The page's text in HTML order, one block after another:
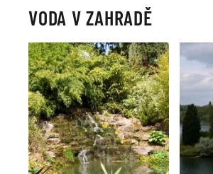
VODA V ZAHRADĚ